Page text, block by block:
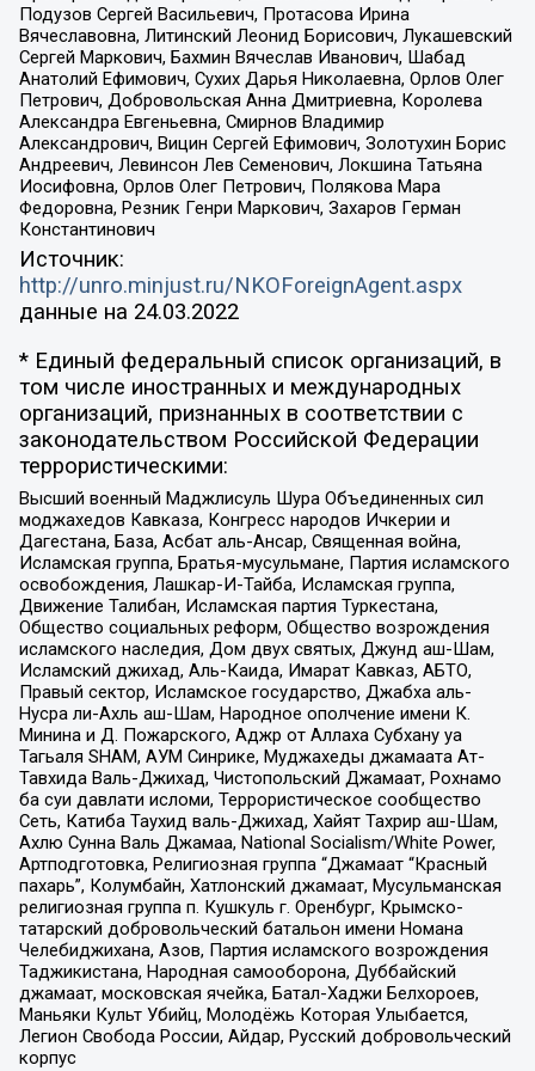
Подузов Сергей Васильевич, Протасова Ирина
Вячеславовна, Литинский Леонид Борисович, Лукашевский
Сергей Маркович, Бахмин Вячеслав Иванович, Шабад
Анатолий Ефимович, Сухих Дарья Николаевна, Орлов Олег
Петрович, Добровольская Анна Дмитриевна, Королева
Александра Евгеньевна, Смирнов Владимир
Александрович, Вицин Сергей Ефимович, Золотухин Борис
Андреевич, Левинсон Лев Семенович, Локшина Татьяна
Иосифовна, Орлов Олег Петрович, Полякова Мара
Федоровна, Резник Генри Маркович, Захаров Герман
Константинович
Источник:
http://unro.minjust.ru/NKOForeignAgent.aspx
данные на 24.03.2022
* Единый федеральный список организаций, в
том числе иностранных и международных
организаций, признанных в соответствии с
законодательством Российской Федерации
террористическими:
Высший военный Маджлисуль Шура Объединенных сил
моджахедов Кавказа, Конгресс народов Ичкерии и
Дагестана, База, Асбат аль-Ансар, Священная война,
Исламская группа, Братья-мусульмане, Партия исламского
освобождения, Лашкар-И-Тайба, Исламская группа,
Движение Талибан, Исламская партия Туркестана,
Общество социальных реформ, Общество возрождения
исламского наследия, Дом двух святых, Джунд аш-Шам,
Исламский джихад, Аль-Каида, Имарат Кавказ, АБТО,
Правый сектор, Исламское государство, Джабха аль-
Нусра ли-Ахль аш-Шам, Народное ополчение имени К.
Минина и Д. Пожарского, Аджр от Аллаха Субхану уа
Тагьаля SHAM, АУМ Синрике, Муджахеды джамаата Ат-
Тавхида Валь-Джихад, Чистопольский Джамаат, Рохнамо
ба суи давлати исломи, Террористическое сообщество
Сеть, Катиба Таухид валь-Джихад, Хайят Тахрир аш-Шам,
Ахлю Сунна Валь Джамаа, National Socialism/White Power,
Артподготовка, Религиозная группа “Джамаат “Красный
пахарь”, Колумбайн, Хатлонский джамаат, Мусульманская
религиозная группа п. Кушкуль г. Оренбург, Крымско-
татарский добровольческий батальон имени Номана
Челебиджихана, Азов, Партия исламского возрождения
Таджикистана, Народная самооборона, Дуббайский
джамаат, московская ячейка, Батал-Хаджи Белхороев,
Маньяки Культ Убийц, Молодёжь Которая Улыбается,
Легион Свобода России, Айдар, Русский добровольческий
корпус